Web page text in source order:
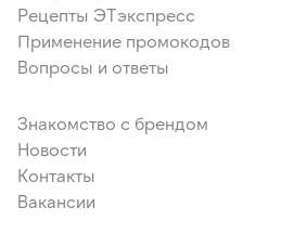
Рецепты ЭТэкспресс
Применение промокодов
Вопросы и ответы
Знакомство с брендом
Новости
Контакты
Вакансии